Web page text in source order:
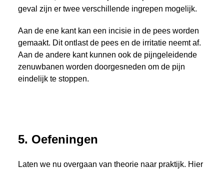
geval zijn er twee verschillende ingrepen mogelijk.
Aan de ene kant kan een incisie in de pees worden
gemaakt. Dit ontlast de pees en de irritatie neemt af.
Aan de andere kant kunnen ook de pijngeleidende
zenuwbanen worden doorgesneden om de pijn
eindelijk te stoppen.
5. Oefeningen
Laten we nu overgaan van theorie naar praktijk. Hier